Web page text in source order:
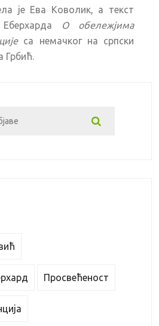
је Ева Коволик, а текст
О обележјима
са немачког на српски
Грбић.
Просвећеност